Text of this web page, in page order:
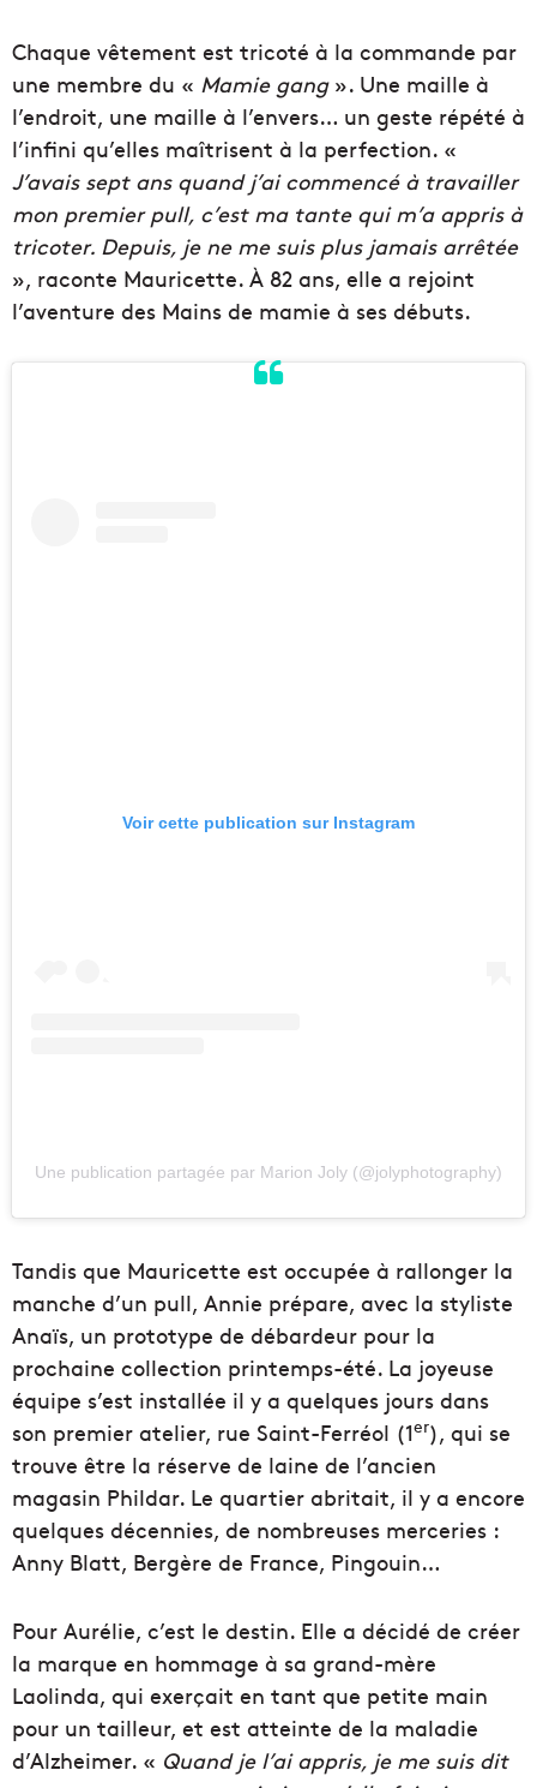
Chaque vêtement est tricoté à la commande par
une membre du « Mamie gang». Une maille à
l’endroit, une maille à l’envers… un geste répété à
l’infini qu’elles maîtrisent à la perfection. «
J’avais sept ans quand j’ai commencé à travailler
mon premier pull, c’est ma tante qui m’a appris à
tricoter. Depuis, je ne me suis plus jamais arrêtée
», raconte Mauricette. À 82 ans, elle a rejoint
l’aventure des Mains de mamie à ses débuts.
Voir cette publication sur Instagram
Une publication partagée par Marion Joly (@jolyphotography)
Tandis que Mauricette est occupée à rallonger la
manche d’un pull, Annie prépare, avec la styliste
Anaïs, un prototype de débardeur pour la
prochaine collection printemps-été. La joyeuse
équipe s’est installée il y a quelques jours dans
son premier atelier, rue Saint-Ferréol (1er), qui se
trouve être la réserve de laine de l’ancien
magasin Phildar. Le quartier abritait, il y a encore
quelques décennies, de nombreuses merceries :
Anny Blatt, Bergère de France, Pingouin…
Pour Aurélie, c’est le destin. Elle a décidé de créer
la marque en hommage à sa grand-mère
Laolinda, qui exerçait en tant que petite main
pour un tailleur, et est atteinte de la maladie
d’Alzheimer. « Quand je l’ai appris, je me suis dit